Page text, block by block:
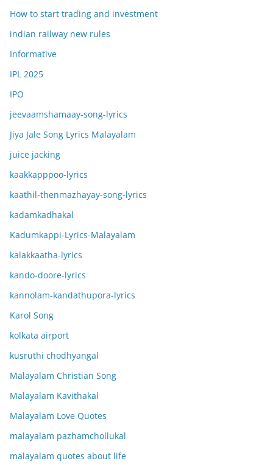
How to start trading and investment
indian railway new rules
Informative
IPL 2025
IPO
jeevaamshamaay-song-lyrics
Jiya Jale Song Lyrics Malayalam
juice jacking
kaakkapppoo-lyrics
kaathil-thenmazhayay-song-lyrics
kadamkadhakal
Kadumkappi-Lyrics-Malayalam
kalakkaatha-lyrics
kando-doore-lyrics
kannolam-kandathupora-lyrics
Karol Song
kolkata airport
kusruthi chodhyangal
Malayalam Christian Song
Malayalam Kavithakal
Malayalam Love Quotes
malayalam pazhamchollukal
malayalam quotes about life